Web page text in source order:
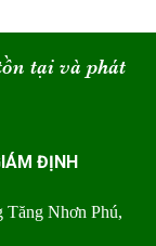
tại và phát
ĐỊNH
Tăng Nhơn Phú,